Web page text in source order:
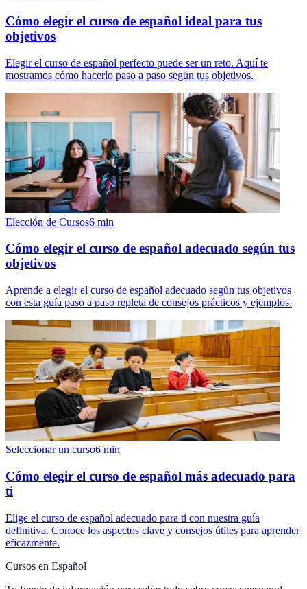
Cómo elegir el curso de español ideal para tus
objetivos
Elegir el curso de español perfecto puede ser un reto. Aquí te
mostramos cómo hacerlo paso a paso según tus objetivos.
Elección de Cursos6 min
Cómo elegir el curso de español adecuado según tus
objetivos
Aprende a elegir el curso de español adecuado según tus objetivos
con esta guía paso a paso repleta de consejos prácticos y ejemplos.
Seleccionar un curso6 min
Cómo elegir el curso de español más adecuado para
ti
Elige el curso de español adecuado para ti con nuestra guía
definitiva. Conoce los aspectos clave y consejos útiles para aprender
eficazmente.
Cursos en Español